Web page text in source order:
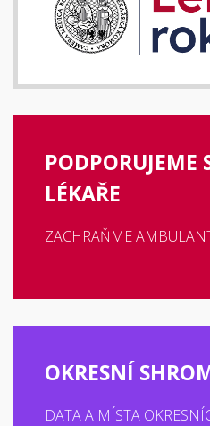
PODPORUJEME
LÉKAŘE
ZACHRAŇME
OKRESNÍ
DATA A MÍSTA